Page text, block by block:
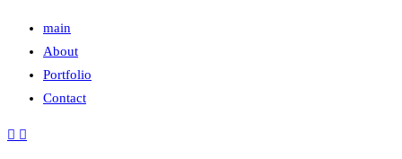
main
About
Portfolio
Contact